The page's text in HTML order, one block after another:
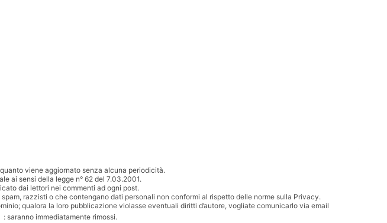
viene aggiornato senza alcuna periodicità.
ai sensi della legge n° 62 del 7.03.2001.
dai lettori nei commenti ad ogni post.
razzisti o che contengano dati personali non conformi al rispetto delle norme sulla Privacy.
qualora la loro pubblicazione violasse eventuali diritti d’autore, vogliate comunicarlo via email
: saranno immediatamente rimossi.